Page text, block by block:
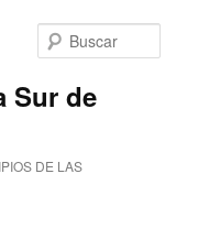
Sur de
DE LAS